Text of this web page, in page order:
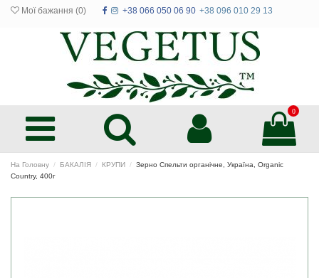
Мої бажання (0) +38 066 050 06 90 +38 096 010 29 13
0
На Головну БАКАЛІЯ КРУПИ
Зерно Спельти органічне, Україна, Organic
Country, 400г